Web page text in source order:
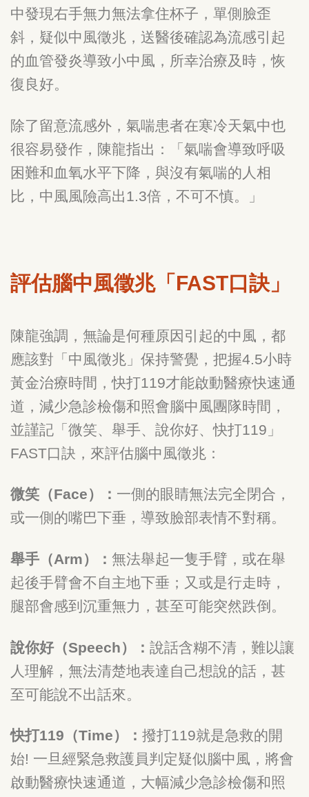
中發現右手無力無法拿住杯子，單側臉歪
斜，疑似中風徵兆，送醫後確認為流感引起
的血管發炎導致小中風，所幸治療及時，恢
復良好。
除了留意流感外，氣喘患者在寒冷天氣中也
很容易發作，陳龍指出：「氣喘會導致呼吸
困難和血氧水平下降，與沒有氣喘的人相
比，中風風險高出1.3倍，不可不慎。」
評估腦中風徵兆「 FAST口訣」
陳龍強調，無論是何種原因引起的中風，都
應該對「中風徵兆」保持警覺，把握4.5小時
黃金治療時間，快打119才能啟動醫療快速通
道，減少急診檢傷和照會腦中風團隊時間，
並謹記「微笑、舉手、說你好、快打119 」
FAST口訣，來評估腦中風徵兆：
微笑（Face）： 一側的眼睛無法完全閉合，
或一側的嘴巴下垂，導致臉部表情不對稱。
舉手（Arm）： 無法舉起一隻手臂，或在舉
起後手臂會不自主地下垂；又或是行走時，
腿部會感到沉重無力，甚至可能突然跌倒。
說你好（Speech）： 說話含糊不清，難以讓
人理解，無法清楚地表達自己想說的話，甚
至可能說不出話來。
快打119 （Time）： 撥打119就是急救的開
始! 一旦經緊急救護員判定疑似腦中風，將會
啟動醫療快速通道，大幅減少急診檢傷和照